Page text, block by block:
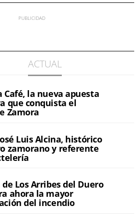
ACTUAL
Café, la nueva apuesta
que conquista el
Zamora
Luis Alcina, histórico
zamorano y referente
de Los Arribes del Duero
ahora la mayor
del incendio